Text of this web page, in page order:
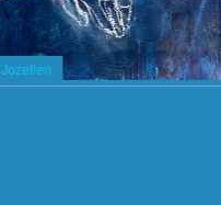
Jozefien